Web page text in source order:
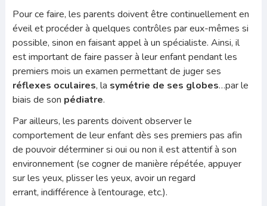
Pour ce faire, les parents doivent être continuellement en
éveil et procéder à quelques contrôles par eux-mêmes si
possible, sinon en faisant appel à un spécialiste. Ainsi, il
est important de faire passer à leur enfant pendant les
premiers mois un examen permettant de juger ses
réflexes oculaires, la symétrie de ses globes…par le
biais de son pédiatre.
Par ailleurs, les parents doivent observer le
comportement de leur enfant dès ses premiers pas afin
de pouvoir déterminer si oui ou non il est attentif à son
environnement (se cogner de manière répétée, appuyer
sur les yeux, plisser les yeux, avoir un regard
errant, indifférence à l’entourage, etc.).